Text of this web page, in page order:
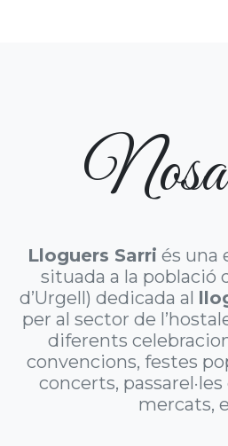
Lloguers Sarri és una
situada a la població
d’Urgell) dedicada al
per al sector de
diferents
convencions, festes
concerts,
mercats,